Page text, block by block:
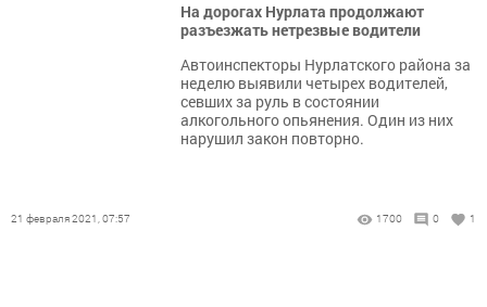
На дорогах Нурлата продолжают
разъезжать нетрезвые водители
Автоинспекторы Нурлатского района за
неделю выявили четырех водителей,
севших за руль в состоянии
алкогольного опьянения. Один из них
нарушил закон повторно.
21 февраля 2021, 07:57 1700 0 1